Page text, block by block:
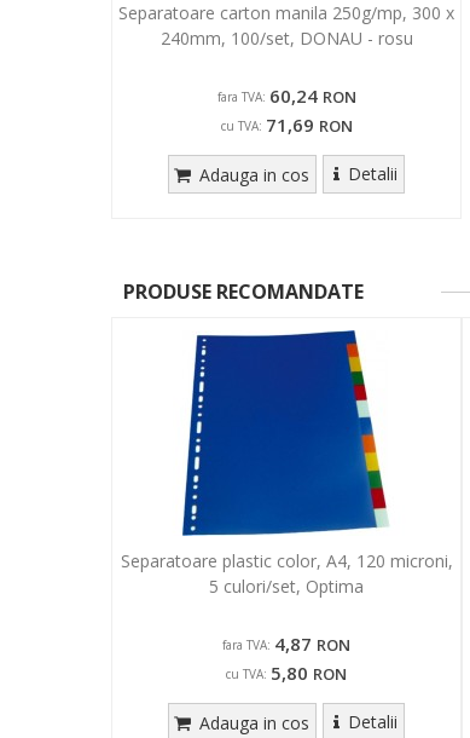
Separatoare carton manila 250g/mp, 300 x
240mm, 100/set, DONAU - rosu
fara TVA: 60,24 RON
cu TVA: 71,69 RON
Adauga in cos Detalii
PRODUSE RECOMANDATE
Separatoare plastic color, A4, 120 microni,
5 culori/set, Optima
fara TVA: 4,87 RON
cu TVA: 5,80 RON
Adauga in cos Detalii